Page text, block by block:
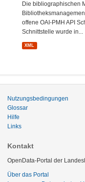
Die bibliographischen
offene OAI-PMH API
Schnittstelle wurde in...
XML
Nutzungsbedingungen
Glossar
Hilfe
Links
Kontakt
OpenData-Portal der
Über das Portal